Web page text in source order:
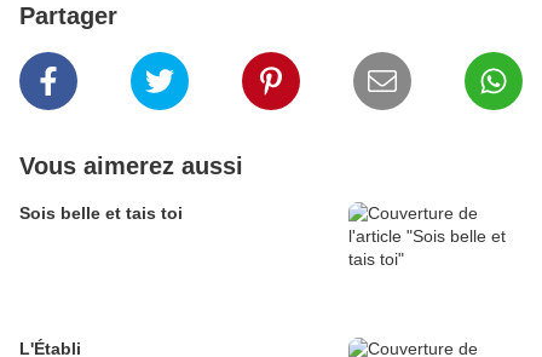
Partager
Vous aimerez aussi
Sois belle et tais toi
L'Établi